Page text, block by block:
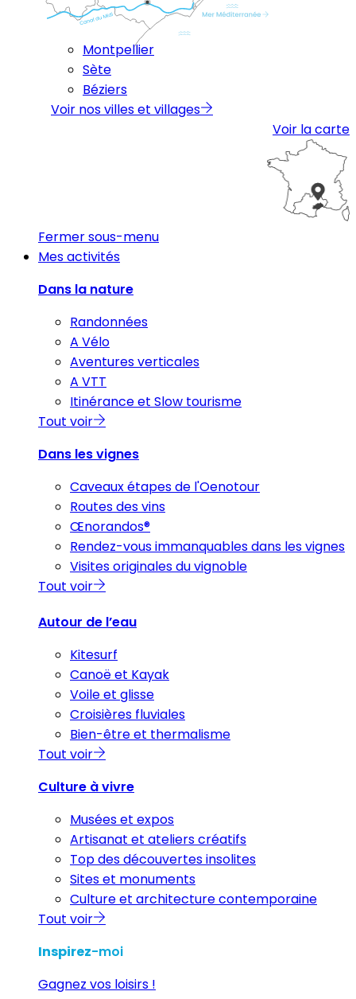
Montpellier
Sète
Béziers
Voir nos villes et villages
Voir la carte
Fermer sous-menu
Mes activités
Dans la nature
Randonnées
A Vélo
Aventures verticales
A VTT
Itinérance et Slow tourisme
Tout voir
Dans les vignes
Caveaux étapes de l'Oenotour
Routes des vins
Œnorandos®
Rendez-vous immanquables dans les vignes
Visites originales du vignoble
Tout voir
Autour de l’eau
Kitesurf
Canoë et Kayak
Voile et glisse
Croisières fluviales
Bien-être et thermalisme
Tout voir
Culture à vivre
Musées et expos
Artisanat et ateliers créatifs
Top des découvertes insolites
Sites et monuments
Culture et architecture contemporaine
Tout voir
Inspirez-moi
Gagnez vos loisirs !